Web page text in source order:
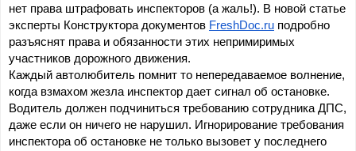
нет права штрафовать инспекторов (а жаль!). В новой статье
эксперты Конструктора документов FreshDoc.ru подробно
разъяснят права и обязанности этих непримиримых
участников дорожного движения.
Каждый автолюбитель помнит то непередаваемое волнение,
когда взмахом жезла инспектор дает сигнал об остановке.
Водитель должен подчиниться требованию сотрудника ДПС,
даже если он ничего не нарушил. Игнорирование требования
инспектора об остановке не только вызовет у последнего